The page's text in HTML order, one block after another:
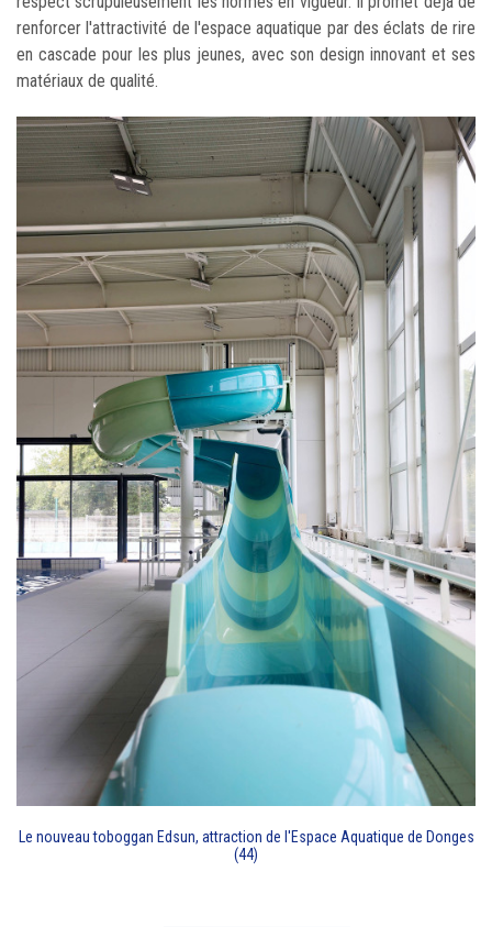
renforcer l'attractivité de l'espace aquatique par des éclats de rire
en cascade pour les plus jeunes, avec son design innovant et ses
matériaux de qualité.
Le nouveau toboggan Edsun, attraction de l'Espace Aquatique de Donges
(44)